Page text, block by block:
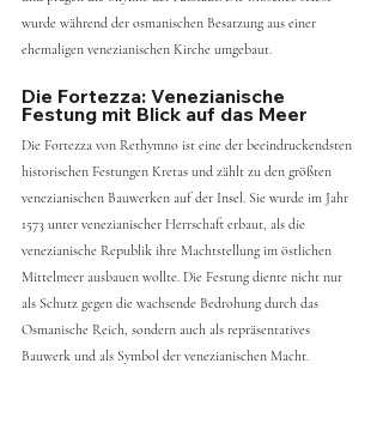
wurde während der osmanischen Besatzung aus einer
ehemaligen venezianischen Kirche umgebaut.
Die Fortezza: Venezianische
Festung mit Blick auf das Meer
Die Fortezza von Rethymno ist eine der beeindruckendsten
historischen Festungen Kretas und zählt zu den größten
venezianischen Bauwerken auf der Insel. Sie wurde im Jahr
1573 unter venezianischer Herrschaft erbaut, als die
venezianische Republik ihre Machtstellung im östlichen
Mittelmeer ausbauen wollte. Die Festung diente nicht nur
als Schutz gegen die wachsende Bedrohung durch das
Osmanische Reich, sondern auch als repräsentatives
Bauwerk und als Symbol der venezianischen Macht.